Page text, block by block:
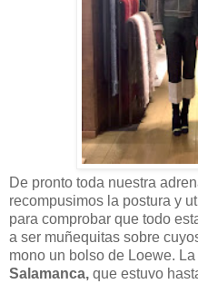
De pronto toda nuestra
recompusimos la postura y
para comprobar que todo
a ser muñequitas sobre
mono un bolso de Loewe.
Salamanca, que estuvo